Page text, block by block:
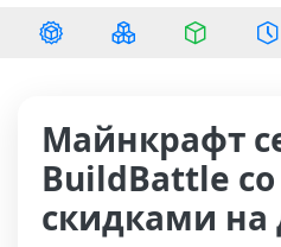
Майнкрафт
BuildBattle со
скидками на